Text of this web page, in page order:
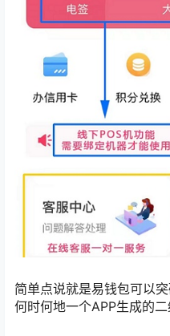
简单点说就是易钱包可以
何时何地一个APP生成的